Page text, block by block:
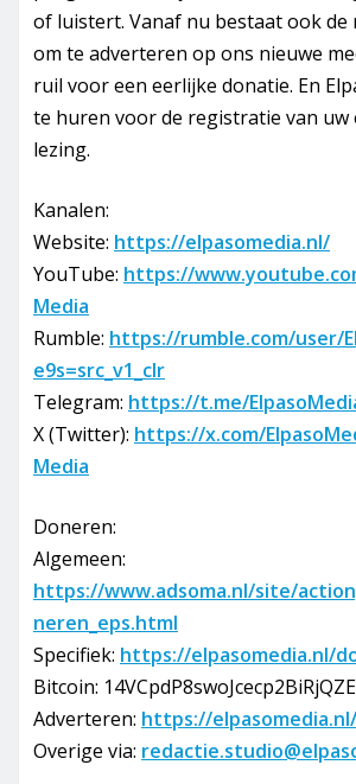
of luistert. Vanaf nu bestaat ook de
om te adverteren op ons nieuwe
ruil voor een eerlijke donatie. En
te huren voor de registratie van uw
lezing.
Kanalen:
Website: https://elpasomedia.nl/
YouTube: https://
Media
Rumble: https://rumble.com/user/
e9s=src_v1_clr
Telegram: https://t.me/
X (Twitter): https://x.com/
Media
Doneren:
Algemeen:
https://www.adsoma.nl/site/
neren_eps.html
Specifiek: https://elpasomedia.nl/
Bitcoin:
Adverteren: https://
Overige via: